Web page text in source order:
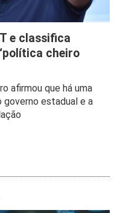
e classifica
cheiro
afirmou que há uma
governo estadual e a